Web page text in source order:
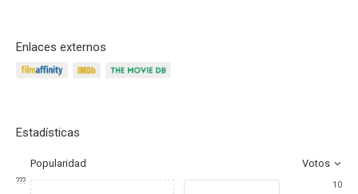
Enlaces externos
Estadísticas
Popularidad Votos
???
10